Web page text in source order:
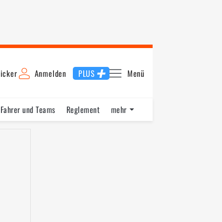
Anmelden PLUS Menü
Fahrer und Teams
Reglement
mehr